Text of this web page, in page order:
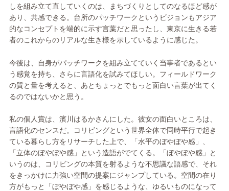
しを組み立て直していくのは、まちづくりとしてのなるほど感が
あり、共感できる。台所のパッチワークというビジョンもアジア
的なコンセプトを端的に示す言葉だと思ったし、東京に生きる若
者のこれからのリアルな生き様を示しているように感じた。
今後は、自身がパッチワークを組み立てていく当事者であるとい
う感覚を持ち、さらに言語化を試みてほしい。フィールドワーク
の質と量を考えると、あとちょっとでもっと面白い言葉が出てく
るのではないかと思う。
私の個人賞は、濱川はるかさんにした。彼女の面白いところは、
言語化のセンスだ。コリビングという世界全体で同時平行で起き
ている暮らし方をリサーチした上で、「水平のぼやぼや感」、
「立体のぼやぼや感」という造語がでてくる。「ぼやぼや感」と
いうのは、コリビングの本質を射るような不思議な語感で、それ
をきっかけに力強い空間の提案にジャンプしている。空間の在り
方がもっと「ぼやぼや感」を感じるような、ゆるいものになって